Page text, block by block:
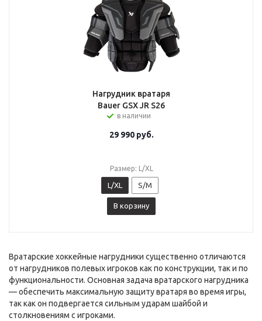
Нагрудник вратаря
Bauer GSX JR S26
в наличии
29 990руб.
Размер: L/XL
L/XL S/M
В корзину
Вратарские хоккейные нагрудники существенно отличаются
от нагрудников полевых игроков как по конструкции, так и по
функциональности. Основная задача вратарского нагрудника
— обеспечить максимальную защиту вратаря во время игры,
так как он подвергается сильным ударам шайбой и
столкновениям с игроками.